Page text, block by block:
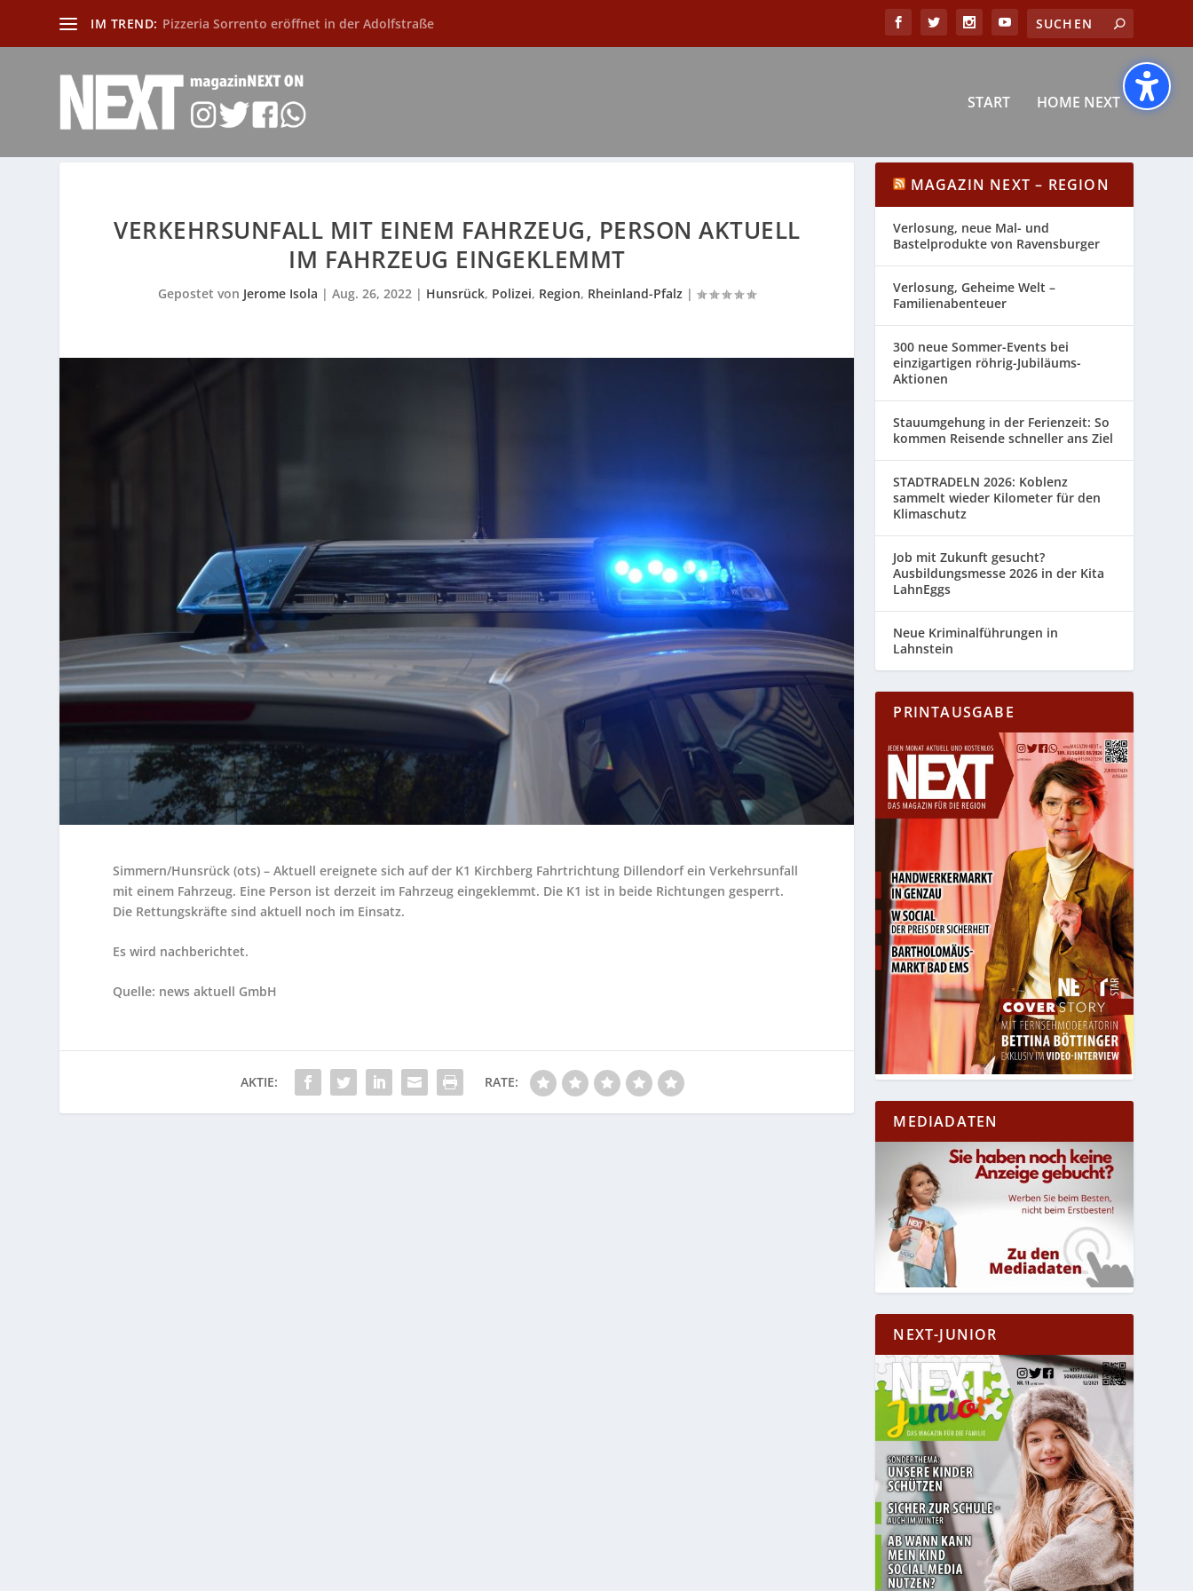
IM TREND: Pizzeria Sorrento eröffnet in der Adolfstraße
START HOME NEXT
VERKEHRSUNFALL MIT EINEM FAHRZEUG, PERSON AKTUELL
IM FAHRZEUG EINGEKLEMMT
Gepostet von Jerome Isola |Aug. 26, 2022 | Hunsrück, Polizei, Region, Rheinland-Pfalz |
Simmern/Hunsrück (ots) – Aktuell ereignete sich auf der K1 Kirchberg Fahrtrichtung Dillendorf ein Verkehrsunfall
mit einem Fahrzeug. Eine Person ist derzeit im Fahrzeug eingeklemmt. Die K1 ist in beide Richtungen gesperrt.
Die Rettungskräfte sind aktuell noch im Einsatz.
Es wird nachberichtet.
Quelle: news aktuell GmbH
AKTIE: RATE:
MAGAZIN NEXT – REGION
Verlosung, neue Mal- und
Bastelprodukte von Ravensburger
Verlosung, Geheime Welt –
Familienabenteuer
300 neue Sommer-Events bei
einzigartigen röhrig-Jubiläums-
Aktionen
Stauumgehung in der Ferienzeit: So
kommen Reisende schneller ans Ziel
STADTRADELN 2026: Koblenz
sammelt wieder Kilometer für den
Klimaschutz
Job mit Zukunft gesucht?
Ausbildungsmesse 2026 in der Kita
LahnEggs
Neue Kriminalführungen in
Lahnstein
PRINTAUSGABE
MEDIADATEN
NEXT-JUNIOR